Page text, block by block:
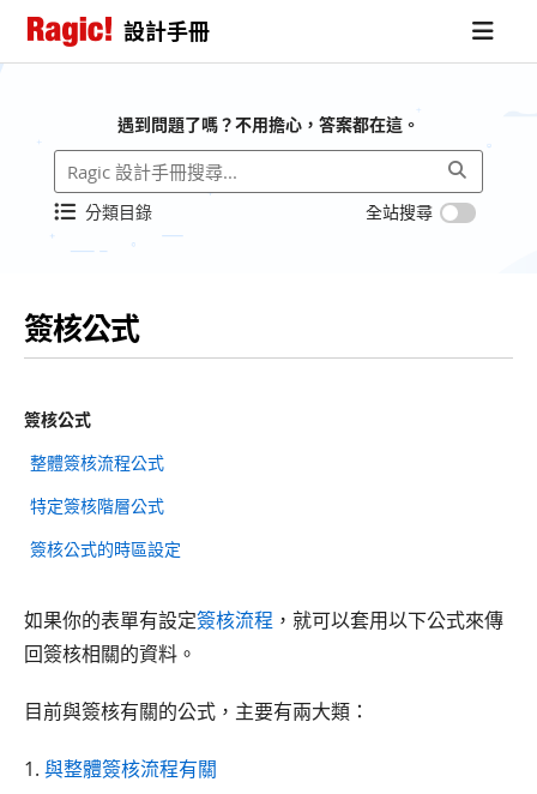
設計手冊
遇到問題了嗎？不用擔心，答案都在這。
分類目錄 全站搜尋
簽核公式
簽核公式
整體簽核流程公式
特定簽核階層公式
簽核公式的時區設定
如果你的表單有設定簽核流程 ，就可以套用以下公式來傳
回簽核相關的資料。
目前與簽核有關的公式，主要有兩大類：
1. 與整體簽核流程有關